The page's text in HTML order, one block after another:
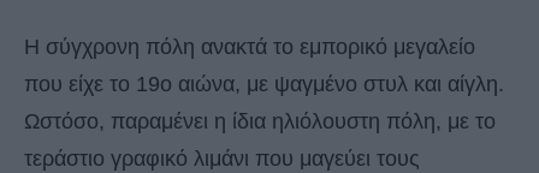
Η σύγχρονη πόλη ανακτά το εμπορικό μεγαλείο
που είχε το 19ο αιώνα, με ψαγμένο στυλ και αίγλη.
Ωστόσο, παραμένει η ίδια ηλιόλουστη πόλη, με το
τεράστιο γραφικό λιμάνι που μαγεύει τους